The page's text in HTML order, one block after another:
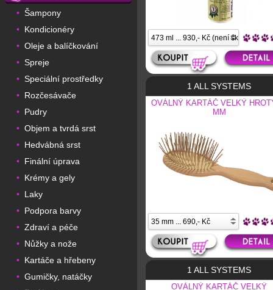
• Šampony
• Kondicionéry
• Oleje a balíčkování
• Spreje
• Speciální prostředky
• Rozčesávače
• Pudry
• Objem a tvrdá srst
• Hedvábná srst
• Finální úprava
• Krémy a gely
• Laky
• Podpora barvy
• Zdraví a péče
• Nůžky a nože
• Kartáče a hřebeny
• Gumičky, natáčky
1 ALL SYSTEMS
OVÁLNÝ KARTÁČ VELKÝ
MM
1 ALL SYSTEMS
OVÁLNÝ KARTÁČ VELKÝ